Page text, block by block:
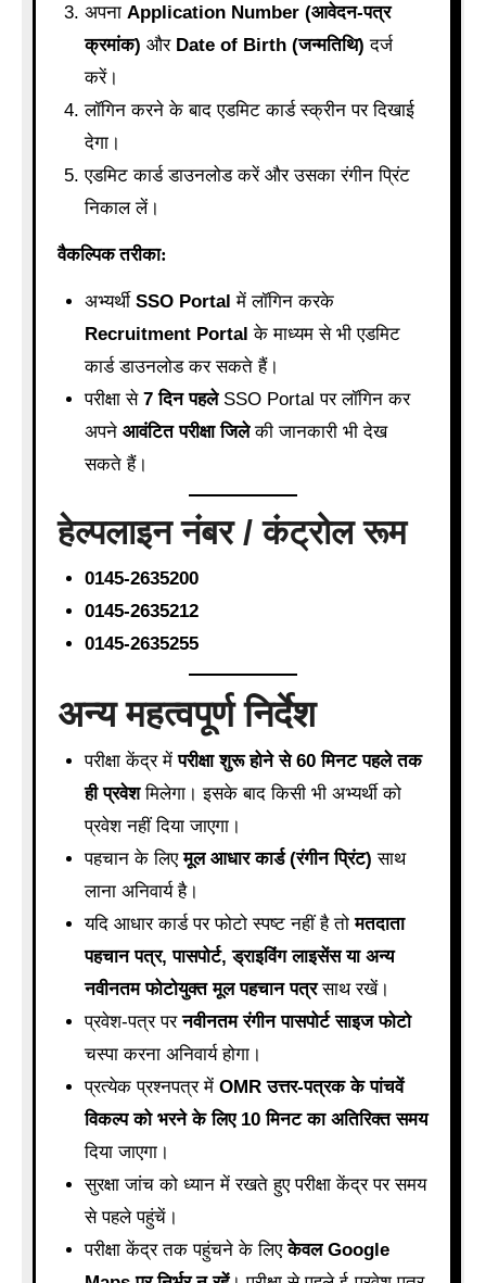
अपनाApplication Number (आवेदन-पत्र
क्रमांक) और Date of Birth (जन्मतिथि) दर्ज
करें।
लॉगिन करने के बाद एडमिट कार्ड स्क्रीन पर दिखाई
देगा।
एडमिट कार्ड डाउनलोड करें और उसका रंगीन प्रिंट
निकाल लें।
वैकल्पिक तरीका:
अभ्यर्थीSSO Portal में लॉगिन करके
Recruitment Portal के माध्यम से भी एडमिट
कार्ड डाउनलोड कर सकते हैं।
परीक्षा से7 दिन पहलेSSO Portal पर लॉगिन कर
अपनेआवंटित परीक्षा जिलेकी जानकारी भी देख
सकते हैं।
हेल्पलाइन नंबर / कंट्रोल रूम
0145-2635200
0145-2635212
0145-2635255
अन्य महत्वपूर्ण निर्देश
परीक्षा केंद्र मेंपरीक्षा शुरू होने से 60 मिनट पहले तक
ही प्रवेशमिलेगा। इसके बाद किसी भी अभ्यर्थी को
प्रवेश नहीं दिया जाएगा।
पहचान के लिएमूल आधार कार्ड (रंगीन प्रिंट) साथ
लाना अनिवार्य है।
यदि आधार कार्ड पर फोटो स्पष्ट नहीं है तोमतदाता
पहचान पत्र, पासपोर्ट, ड्राइविंग लाइसेंस या अन्य
नवीनतम फोटोयुक्त मूल पहचान पत्रसाथ रखें।
प्रवेश-पत्र परनवीनतम रंगीन पासपोर्ट साइज फोटो
चस्पा करना अनिवार्य होगा।
प्रत्येक प्रश्नपत्र मेंOMR उत्तर-पत्रक के पांचवें
विकल्प को भरने के लिए 10 मिनट का अतिरिक्त समय
दिया जाएगा।
सुरक्षा जांच को ध्यान में रखते हुए परीक्षा केंद्र पर समय
से पहले पहुंचें।
परीक्षा केंद्र तक पहुंचने के लिएकेवल Google